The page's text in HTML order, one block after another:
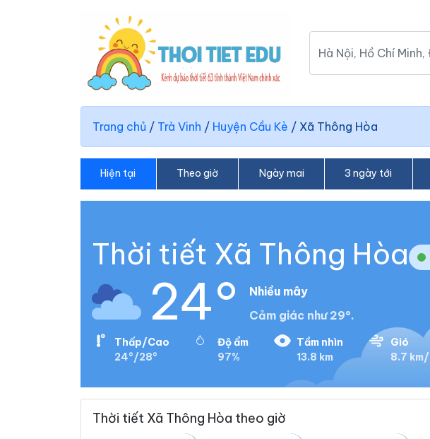
Trang chủ / Trà Vinh / Huyện Cầu Kè / Xã Thông Hòa
Hiện tại Theo giờ Ngày mai 3 ngày tới
Thời tiết Xã Thông Hòa
24°
Nhiều mây
Cảm giác như 29°.
Thấp/Cao
24°/28°
Độ ẩm
97%
Tầm nhìn
13.8 km
Gió
8.7
Thời tiết Xã Thông Hòa theo giờ